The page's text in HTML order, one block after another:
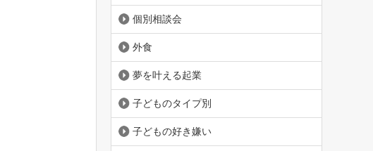
個別相談会
外食
夢を叶える起業
子どものタイプ別
子どもの好き嫌い